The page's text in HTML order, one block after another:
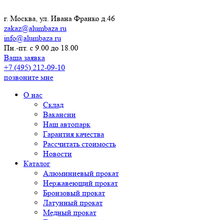
г. Москва, ул. Ивана Франко д.46
zakaz@alumbaza.ru
info@alumbaza.ru
Пн.-пт. с 9.00 до 18.00
Ваша заявка
+7 (495) 212-09-10
позвоните мне
О нас
Склад
Вакансии
Наш автопарк
Гарантия качества
Рассчитать стоимость
Новости
Каталог
Алюминиевый прокат
Нержавеющий прокат
Бронзовый прокат
Латунный прокат
Медный прокат